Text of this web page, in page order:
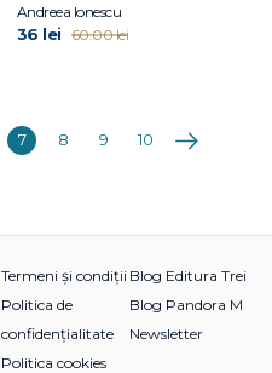
Andreea Ionescu
36 lei 60.00 lei
7 8 9 10 Următoarea
Termeni și condiții
Politica de
confidențialitate
Politica cookies
Blog Editura Trei
Blog Pandora M
Newsletter